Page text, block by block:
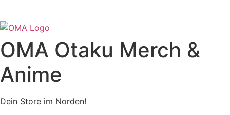
OMA Otaku Merch &
Anime
Dein Store im Norden!